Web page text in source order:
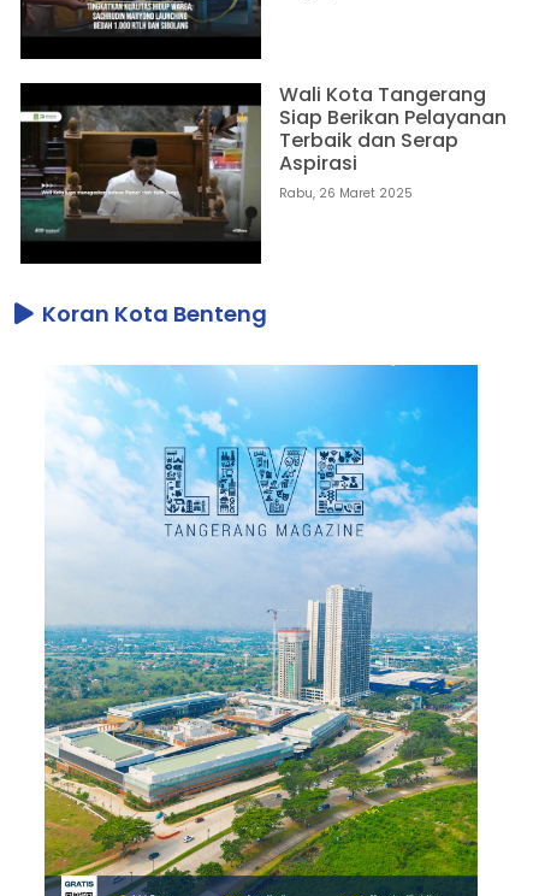
Wali Kota Tangerang
Siap Berikan Pelayanan
Terbaik dan Serap
Aspirasi
Rabu, 26 Maret 2025
Koran Kota Benteng